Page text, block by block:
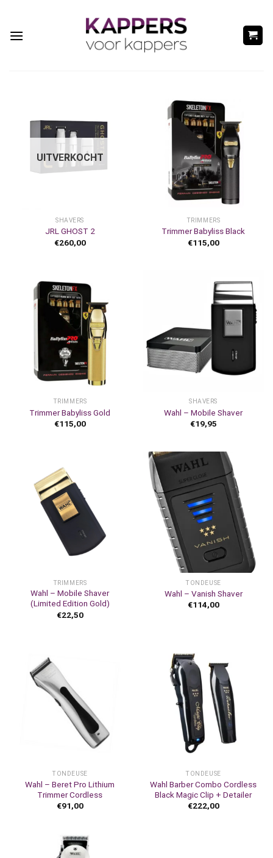
inhoud
UITVERKOCHT
SHAVERS
JRL GHOST 2
€260,00
TRIMMERS
Trimmer Babyliss Black
€115,00
TRIMMERS
Trimmer Babyliss Gold
€115,00
SHAVERS
Wahl – Mobile Shaver
€19,95
TRIMMERS
Wahl – Mobile Shaver
(Limited Edition Gold)
€22,50
TONDEUSE
Wahl – Vanish Shaver
€114,00
TONDEUSE
Wahl – Beret Pro Lithium
Trimmer Cordless
€91,00
TONDEUSE
Wahl Barber Combo Cordless
Black Magic Clip + Detailer
€222,00